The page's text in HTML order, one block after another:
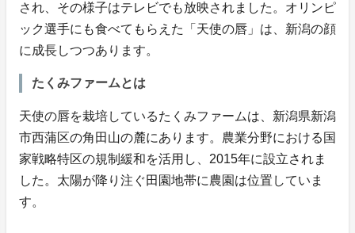
され、その様子はテレビでも放映されました。オリンピ
ック選手にも食べてもらえた「天使の唇」は、新潟の顔
に成長しつつあります。
たくみファームとは
天使の唇を栽培しているたくみファームは、新潟県新潟
市西蒲区の角田山の麓にあります。農業分野における国
家戦略特区の規制緩和を活用し、2015年に設立されま
した。太陽が降り注ぐ田園地帯に農園は位置していま
す。